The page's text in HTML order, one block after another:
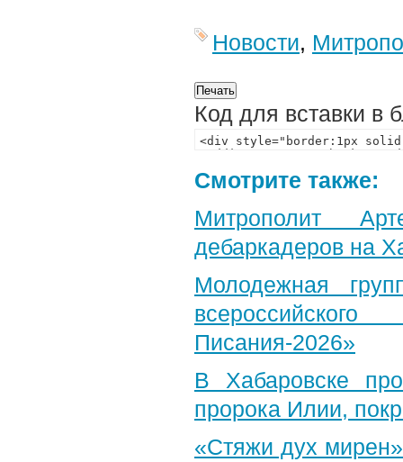
Новости,
Код для вставки в
Смотрите также:
Митрополит
дебаркадеров на
Молодежная
Писания-2026»
В Хабаровске
пророка Илии,
«Стяжи дух